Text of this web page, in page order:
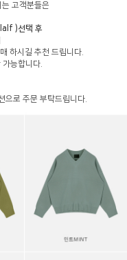
고객분들은
)선택 후
하시길 추천 드립니다.
능합니다.
으로 주문 부탁드립니다.